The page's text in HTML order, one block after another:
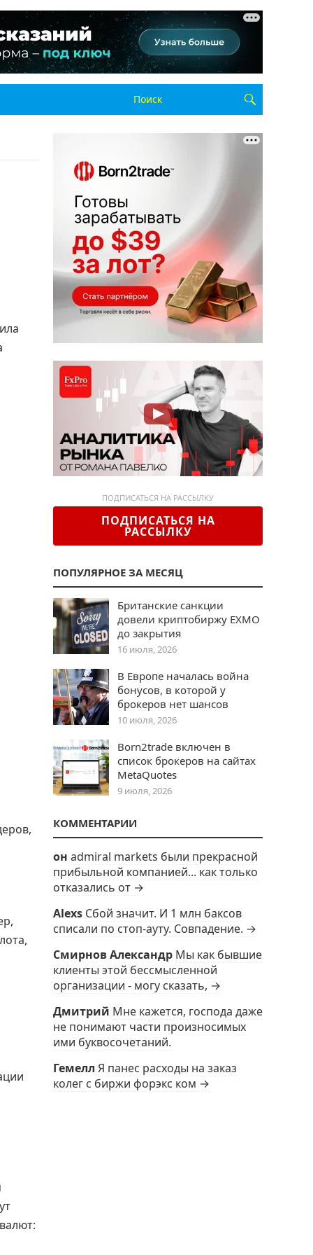
ПОДПИСАТЬСЯ НА РАССЫЛКУ
ПОДПИСАТЬСЯ НА
РАССЫЛКУ
ПОПУЛЯРНОЕ ЗА МЕСЯЦ
Британские санкции
довели криптобиржу EXMO
до закрытия
16 июля, 2026
В Европе началась война
бонусов, в которой у
брокеров нет шансов
10 июля, 2026
Born2trade включен в
список брокеров на сайтах
MetaQuotes
9 июля, 2026
КОММЕНТАРИИ
он admiral markets были прекрасной
прибыльной компанией... как только
отказались от →
Alexs Сбой значит. И 1 млн баксов
списали по стоп-ауту. Совпадение. →
Смирнов Александр Мы как бывшие
клиенты этой бессмысленной
организации - могу сказать, →
Дмитрий Мне кажется, господа даже
не понимают части произносимых
ими буквосочетаний.
Гемелл Я панес расходы на заказ
колег с биржи форэкс ком →